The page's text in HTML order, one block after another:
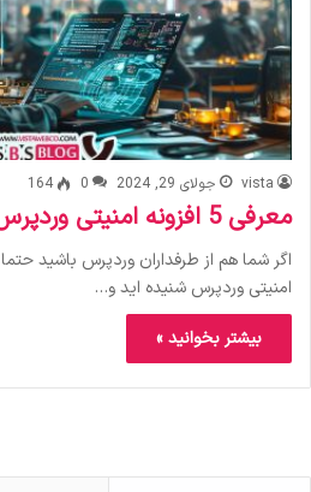
vista جولای 29, 2024 0
164
معرفی 5 افزونه امنیتی وردپرس
اگر شما هم از طرفداران وردپرس باشید
امنیتی وردپرس شنیده اید و…
بیشتر بخوانید »